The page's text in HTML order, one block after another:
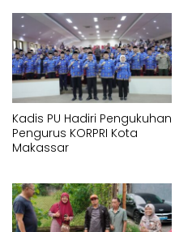
Kadis PU Hadiri Pengukuhan
Pengurus KORPRI Kota
Makassar